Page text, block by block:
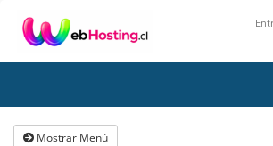
Mostrar Menú